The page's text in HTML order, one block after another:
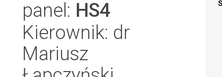
panel: HS4
Kierownik: dr
Mariusz